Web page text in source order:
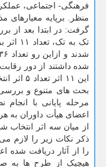
فرهنگی- اجتماعی،
منظر. برپایه معیارهای
تک به
شده داشتند از دور
این ۱۱
مرحله پایانی با
اعضای هیأت داوران به
از میان سه اثر انتخاب
ذکر نکات زیر را لازم
را از آثار دریافت شده
هیچیک از طرح ها به